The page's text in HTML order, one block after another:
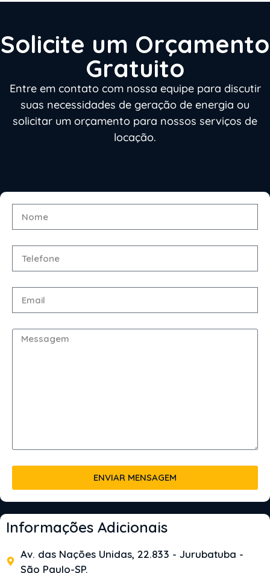
Solicite um Orçamento
Gratuito
Entre em contato com nossa equipe para discutir
suas necessidades de geração de energia ou
solicitar um orçamento para nossos serviços de
locação.
ENVIAR MENSAGEM
Informações Adicionais
Av. das Nações Unidas, 22.833 - Jurubatuba -
São Paulo-SP.